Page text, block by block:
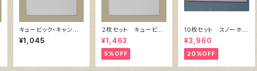
キュービック・キャンバ
ス白（縦300㎜×横300
㎜×厚38㎜）
¥1,045
２枚セット キュービッ
ク・キャンバス白（縦20
0㎜×横200㎜×厚38
㎜）
¥1,463
5%OFF
10枚セット スノーホワ
イト・キャンバスボー
ド F4 サイズ 333
㎜x242㎜
¥3,960
20%OFF